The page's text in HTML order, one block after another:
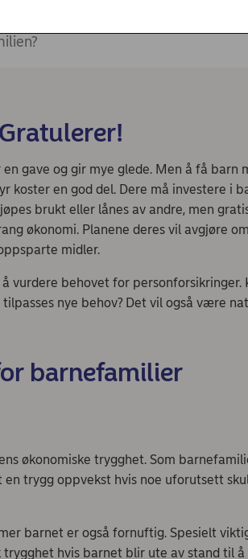
gave og gir mye glede. Men å få barn
koster en god del. Dere må investere i
brukt eller lånes av andre, men
økonomi. Planene deres vil avgjøre
midler.
vurdere behovet for personforsikringer.
nye behov? Det vil også være
barnefamilier
økonomiske trygghet. Som
trygg oppvekst hvis noe uforutsett
barnet er også fornuftig. Spesielt
trygghet hvis barnet blir ute av stand til